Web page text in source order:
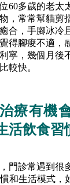
60多歲的老太
，常常幫貓剪
合，手腳冰冷
得腳痠不適，
寧，幾個月後
較快。
療有機
活飲食習
門診常遇到很
和生活模式，